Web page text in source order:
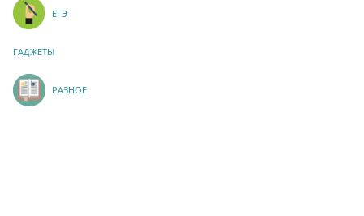
ЕГЭ
ГАДЖЕТЫ
РАЗНОЕ